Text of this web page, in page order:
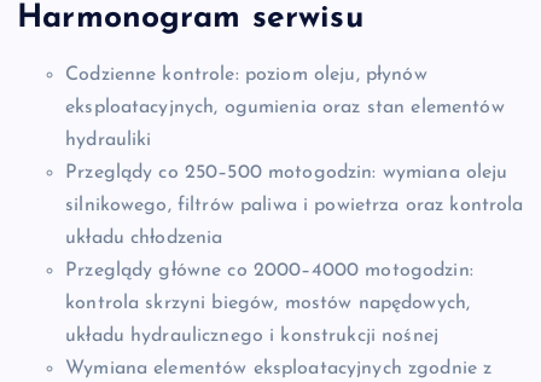
Harmonogram serwisu
Codzienne kontrole: poziom oleju, płynów
eksploatacyjnych, ogumienia oraz stan elementów
hydrauliki
Przeglądy co 250–500 motogodzin: wymiana oleju
silnikowego, filtrów paliwa i powietrza oraz kontrola
układu chłodzenia
Przeglądy główne co 2000–4000 motogodzin:
kontrola skrzyni biegów, mostów napędowych,
układu hydraulicznego i konstrukcji nośnej
Wymiana elementów eksploatacyjnych zgodnie z